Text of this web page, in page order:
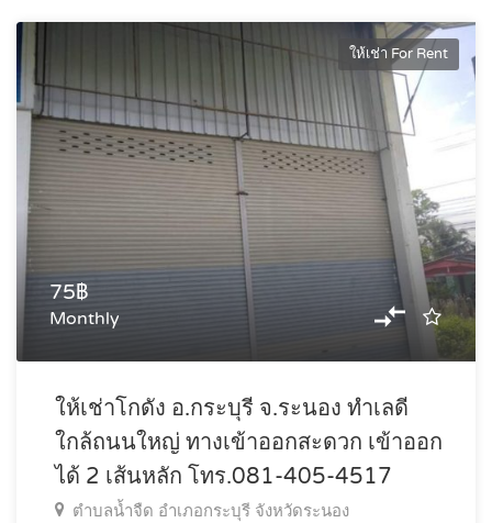
ให้เช่า For Rent
75฿
Monthly
ให้เช่าโกดัง อ.กระบุรี จ.ระนอง ทำเลดี
ใกล้ถนนใหญ่ ทางเข้าออกสะดวก เข้าออก
ได้ 2 เส้นหลัก โทร.081-405-4517
ตำบลน้ำจืด อำเภอกระบุรี จังหวัดระนอง